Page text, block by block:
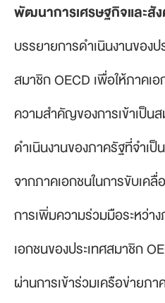
พัฒนาการเศรษฐกิจและสั
บรรยายการดำเนินงานของป
สมาชิก OECD เพื่อให้ภาคเ
ความสำคัญของการเข้าเป็
ดำเนินงานของภาครัฐที่จำเ
จากภาคเอกชนในการขับเค
การเพิ่มความร่วมมือระหว่า
เอกชนของประเทศสมาชิก
ผ่านการเข้าร่วมเครือข่ายภ